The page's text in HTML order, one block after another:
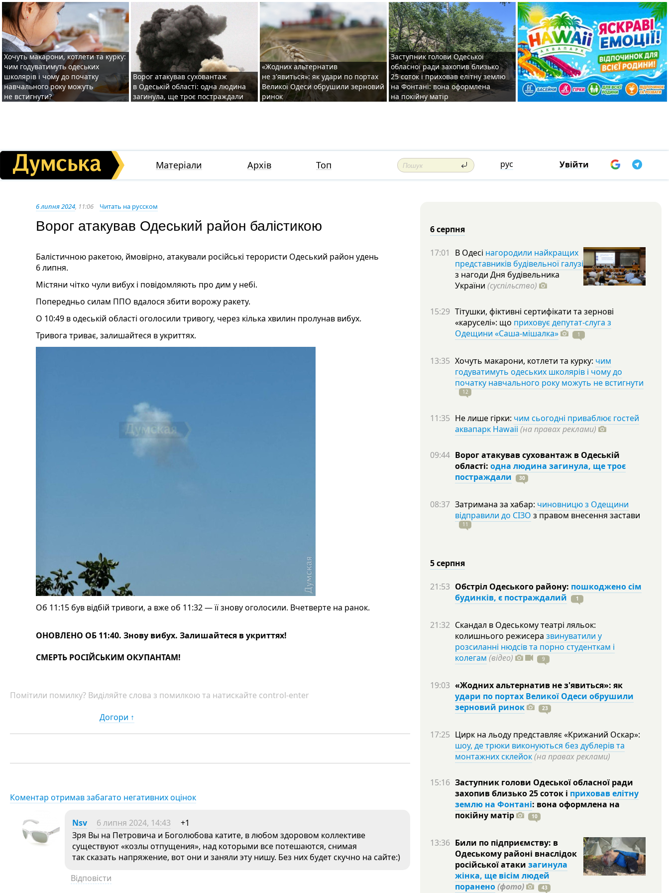
Хочуть макарони, котлети та курку:
чим годуватимуть одеських
школярів і чому до початку
навчального року можуть
не встигнути?
Ворог атакував суховантаж
в Одеській області: одна людина
загинула, ще троє постраждали
«Жодних альтернатив
не з'явиться»: як удари по портах
Великої Одеси обрушили зерновий
ринок
Заступник голови Одеської
обласної ради захопив близько
25 соток і приховав елітну землю
на Фонтані: вона оформлена
на покійну матір
Матеріали Архів Топ рус Увійти
6 липня 2024, 11:06 Читать на русском
Ворог атакував Одеський район балістикою
Балістичною ракетою, ймовірно, атакували російські терористи Одеський район удень
6 липня.
Містяни чітко чули вибух і повідомляють про дим у небі.
Попередньо силам ППО вдалося збити ворожу ракету.
О 10:49 в одеській області оголосили тривогу, через кілька хвилин пролунав вибух.
Тривога триває, залишайтеся в укриттях.
Об 11:15 був відбій тривоги, а вже об 11:32 — її знову оголосили. Вчетверте на ранок.
ОНОВЛЕНО ОБ 11:40. Знову вибух. Залишайтеся в укриттях!
СМЕРТЬ РОСІЙСЬКИМ ОКУПАНТАМ!
Помітили помилку? Виділяйте слова з помилкою та натискайте control-enter
Догори ↑
Коментар отримав забагато негативних оцінок
Nsv 6 липня 2024, 14:43
+1
Зря Вы на Петровича и Боголюбова катите, в любом здоровом коллективе
существуют «козлы отпущения», над которыми все потешаются, снимая
так сказать напряжение, вот они и заняли эту нишу. Без них будет скучно на сайте:)
Відповісти
6 серпня
17:01 В Одесі нагородили найкращих
представників будівельної галузі
з нагоди Дня будівельника
України (суспільство)
15:29 Тітушки, фіктивні сертифікати та зернові
«каруселі»: що приховує депутат-слуга з
Одещини «Саша-мішалка»
1
13:35 Хочуть макарони, котлети та курку: чим
годуватимуть одеських школярів і чому до
початку навчального року можуть не встигнути
12
11:35 Не лише гірки: чим сьогодні приваблює гостей
аквапарк Hawaii (на правах реклами)
09:44 Ворог атакував суховантаж в Одеській
області: одна людина загинула, ще троє
постраждали
30
08:37 Затримана за хабар: чиновницю з Одещини
відправили до СІЗО з правом внесення застави
11
5 серпня
21:53 Обстріл Одеського району: пошкоджено сім
будинків, є постраждалий
1
21:32 Скандал в Одеському театрі ляльок:
колишнього режисера звинуватили у
розсиланні нюдсів та порно студенткам і
колегам (відео) 9
19:03 «Жодних альтернатив не з'явиться»: як
удари по портах Великої Одеси обрушили
зерновий ринок
23
17:25 Цирк на льоду представляє «Крижаний Оскар»:
шоу, де трюки виконуються без дублерів та
монтажних склейок(на правах реклами)
15:16 Заступник голови Одеської обласної ради
захопив близько 25 соток і приховав елітну
землю на Фонтані: вона оформлена на
покійну матір 10
13:36 Били по підприємству: в
Одеському районі внаслідок
російської атаки загинула
жінка, ще вісім людей
поранено(фото) 43